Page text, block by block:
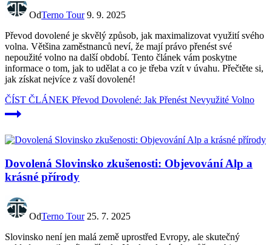
OdTerno Tour 9. 9. 2025
Převod dovolené je skvělý způsob, jak maximalizovat využití svého
volna. Většina zaměstnanců neví, že mají právo přenést své
nepoužité volno na další období. Tento článek vám poskytne
informace o tom, jak to udělat a co je třeba vzít v úvahu. Přečtěte si,
jak získat nejvíce z vaší dovolené!
ČÍST ČLÁNEK Převod Dovolené: Jak Přenést Nevyužité Volno
Dovolená Slovinsko zkušenosti: Objevování Alp a
krásné přírody
OdTerno Tour 25. 7. 2025
Slovinsko není jen malá země uprostřed Evropy, ale skutečný